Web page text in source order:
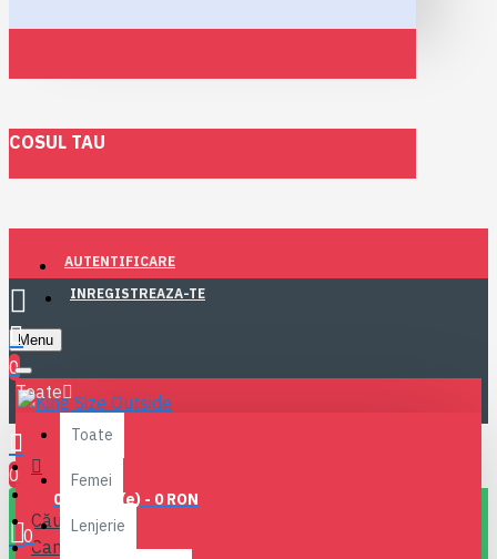
COSUL TAU
AUTENTIFICARE
INREGISTREAZA-TE
Menu
0
0
0 produs(e) - 0 RON
0
Toate
Toate
Femei
Lenjerie
Căutare
Camasi